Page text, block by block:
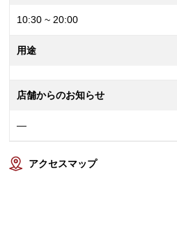
10:30 ~ 20:00
用途
店舗からのお知らせ
—
アクセスマップ